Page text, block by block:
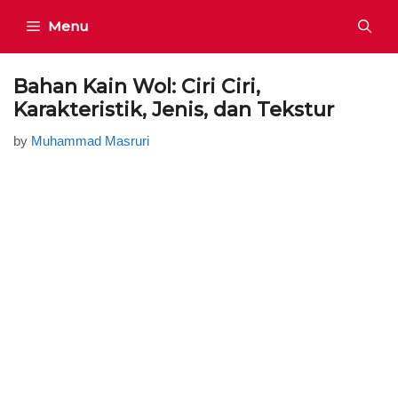
content
Menu
Bahan Kain Wol: Ciri Ciri,
Karakteristik, Jenis, dan Tekstur
by Muhammad Masruri